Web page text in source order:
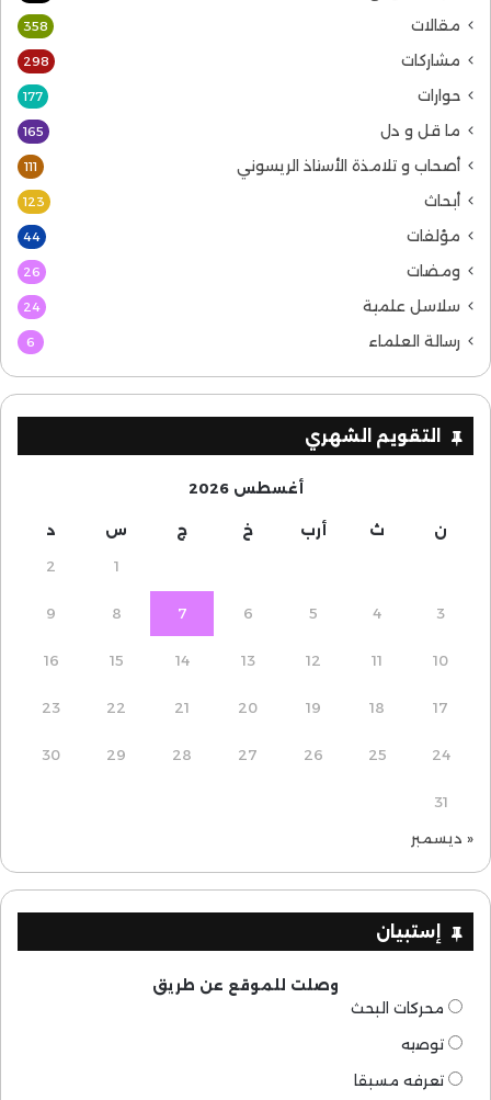
مقالات 358
مشاركات 298
حوارات 177
ما قل و دل 165
أصحاب و تلامذة الأستاذ الريسوني 111
أبحاث 123
مؤلفات 44
ومضات 26
سلاسل علمية 24
رسالة العلماء 6
التقويم الشهري
أغسطس 2026
ن ث أرب خ ج س د
1
2
3
4
5
6
7
8
9
10
11
12
13
14
15
16
17
18
19
20
21
22
23
24
25
26
27
28
29
30
31
« ديسمبر
إستبيان
وصلت للموقع عن طريق
محركات البحث
توصيه
تعرفه مسبقا